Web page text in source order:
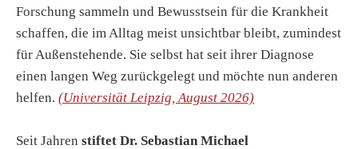
Forschung sammeln und Bewusstsein für die Krankheit
schaffen, die im Alltag meist unsichtbar bleibt, zumindest
für Außenstehende. Sie selbst hat seit ihrer Diagnose
einen langen Weg zurückgelegt und möchte nun anderen
helfen. (Universität Leipzig, August 2026)
Seit Jahren stiftet Dr. Sebastian Michael